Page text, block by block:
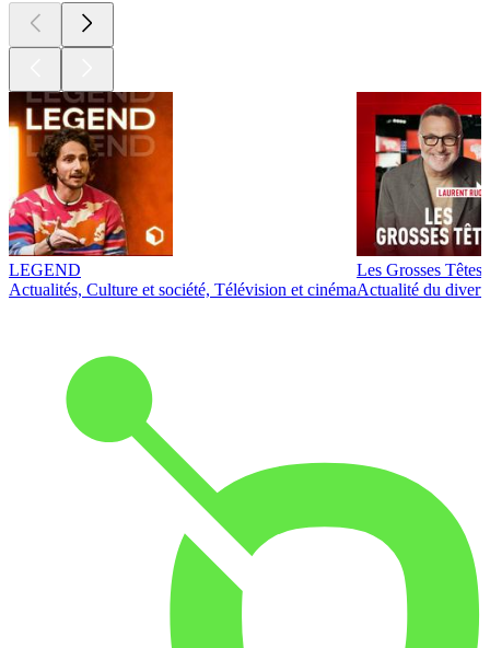
LEGEND
Actualités, Culture et société, Télévision et cinéma
Les Grosses Têtes
Actualité du